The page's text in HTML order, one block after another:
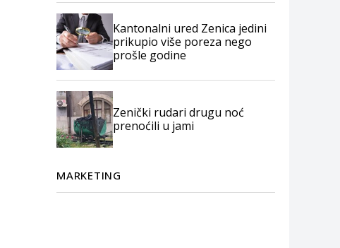
Kantonalni ured Zenica jedini
prikupio više poreza nego
prošle godine
Zenički rudari drugu noć
prenoćili u jami
MARKETING